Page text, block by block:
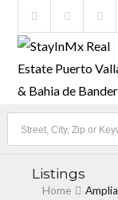
Listings
Home